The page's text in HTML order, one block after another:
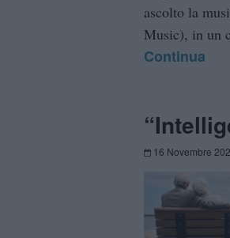
ascolto la
Music), in un
Continua
16 Novembre